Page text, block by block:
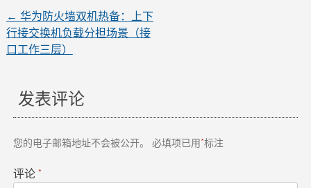
文
章
导
航
← 华为防火墙双机热备：上下
行接交换机负载分担场景（接
口工作三层）
发表评论
您的电子邮箱地址不会被公开。 必填项已用*标注
评论 *